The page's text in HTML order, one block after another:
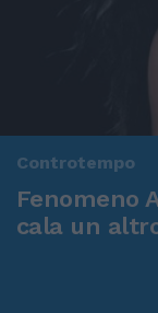
Controtempo
Fenomeno
cala un